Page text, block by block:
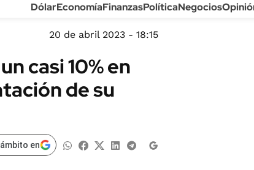
TECNOLOGÍA
MÉXICO
MUNDO
INFORMACIÓN GENERAL
DólarEconomíaFinanzasPolíticaNegocios
20 de abril 2023 - 18:15
casi 10% en
de su
en